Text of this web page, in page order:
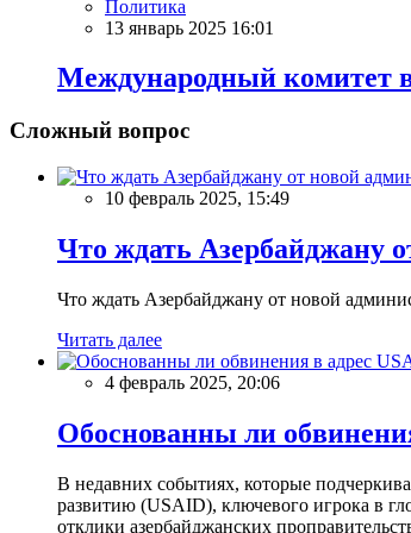
Политика
13 январь 2025 16:01
Международный комитет
Сложный вопрос
10 февраль 2025, 15:49
Что ждать Азербайджану
Что ждать Азербайджану от новой
Читать далее
4 февраль 2025, 20:06
Обоснованны ли
В недавних событиях, которые
развитию (USAID), ключевого игрока в
отклики азербайджанских